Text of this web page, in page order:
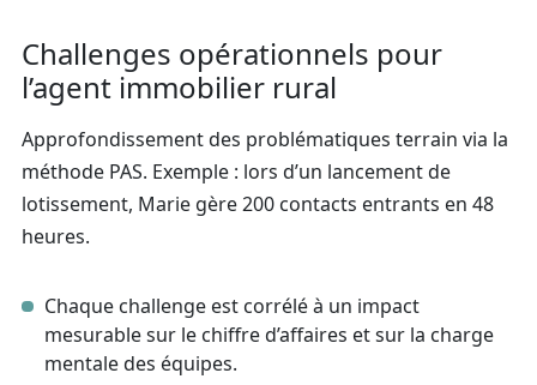
Challenges opérationnels pour
l’agent immobilier rural
Approfondissement des problématiques terrain via la
méthode PAS. Exemple : lors d’un lancement de
lotissement, Marie gère 200 contacts entrants en 48
heures.
Chaque challenge est corrélé à un impact
mesurable sur le chiffre d’affaires et sur la charge
mentale des équipes.